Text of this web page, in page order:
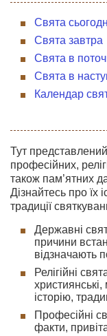
Свята
Свята завтра
Свята в
Свята в
Календар
Тут
професійних,
також пам’ятних
Дізнайтесь про їх
традиції
Державні
причини
відзначають
Релігійні
християнські,
історію,
Професійні
факти,